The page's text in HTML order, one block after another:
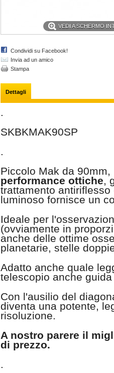
VEDI A SCHERMO
Condividi su Facebook!
Invia ad un amico
Stampa
Dettagli
.
SKBKMAK90SP
.
Piccolo Mak da
performance ottiche,
trattamento
luminoso fornisce un
Ideale per
(ovviamente in
anche delle ottime
planetarie, stelle
Adatto anche quale
telescopio anche
Con l'ausilio del
diventa una potente,
risoluzione.
A nostro parere il
di prezzo.
.